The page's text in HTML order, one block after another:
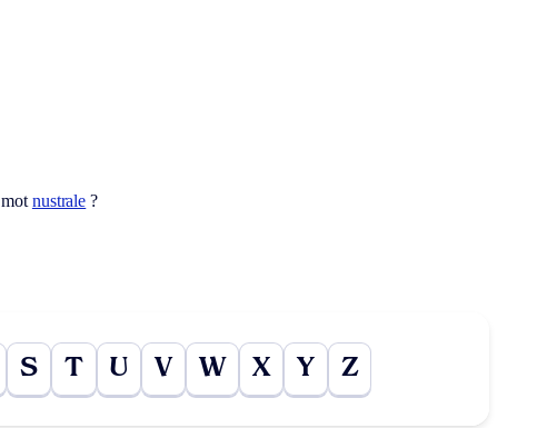
nustrale ?
S T U V W X Y Z